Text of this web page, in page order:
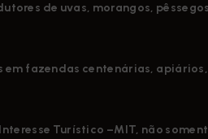
de uvas, morangos,
fazendas centenárias,
Turístico –MIT, não